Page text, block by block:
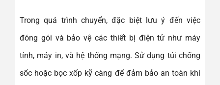
Trong quá trình chuyển, đặc biệt lưu ý đến việc
đóng gói và bảo vệ các thiết bị điện tử như máy
tính, máy in, và hệ thống mạng. Sử dụng túi chống
sốc hoặc bọc xốp kỹ càng để đảm bảo an toàn khi